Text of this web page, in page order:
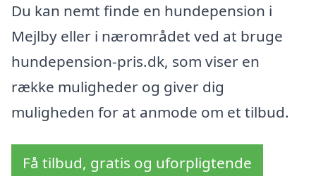
Du kan nemt finde en hundepension i
Mejlby eller i nærområdet ved at bruge
hundepension-pris.dk, som viser en
række muligheder og giver dig
muligheden for at anmode om et tilbud.
Få tilbud, gratis og uforpligtende